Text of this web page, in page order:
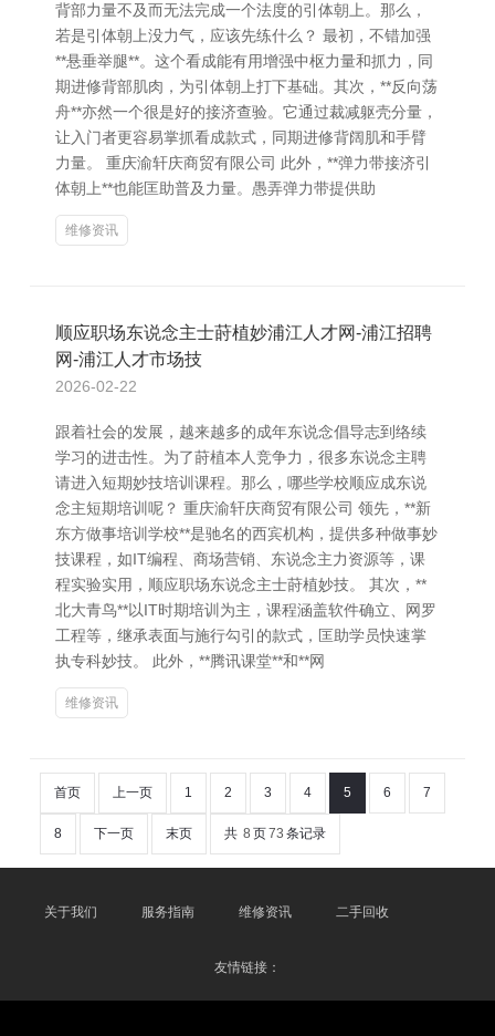
背部力量不及而无法完成一个法度的引体朝上。那么，
若是引体朝上没力气，应该先练什么？ 最初，不错加强
**悬垂举腿**。这个看成能有用增强中枢力量和抓力，同
期进修背部肌肉，为引体朝上打下基础。其次，**反向荡
舟**亦然一个很是好的接济查验。它通过裁减躯壳分量，
让入门者更容易掌抓看成款式，同期进修背阔肌和手臂
力量。 重庆渝轩庆商贸有限公司 此外，**弹力带接济引
体朝上**也能匡助普及力量。愚弄弹力带提供助
维修资讯
顺应职场东说念主士莳植妙浦江人才网-浦江招聘
网-浦江人才市场技
2026-02-22
跟着社会的发展，越来越多的成年东说念倡导志到络续
学习的进击性。为了莳植本人竞争力，很多东说念主聘
请进入短期妙技培训课程。那么，哪些学校顺应成东说
念主短期培训呢？ 重庆渝轩庆商贸有限公司 领先，**新
东方做事培训学校**是驰名的西宾机构，提供多种做事妙
技课程，如IT编程、商场营销、东说念主力资源等，课
程实验实用，顺应职场东说念主士莳植妙技。 其次，**
北大青鸟**以IT时期培训为主，课程涵盖软件确立、网罗
工程等，继承表面与施行勾引的款式，匡助学员快速掌
执专科妙技。 此外，**腾讯课堂**和**网
维修资讯
首页 上一页 1 2 3 4 5 6 7
8 下一页 末页 共 8 页73 条记录
关于我们 服务指南 维修资讯 二手回收
友情链接：